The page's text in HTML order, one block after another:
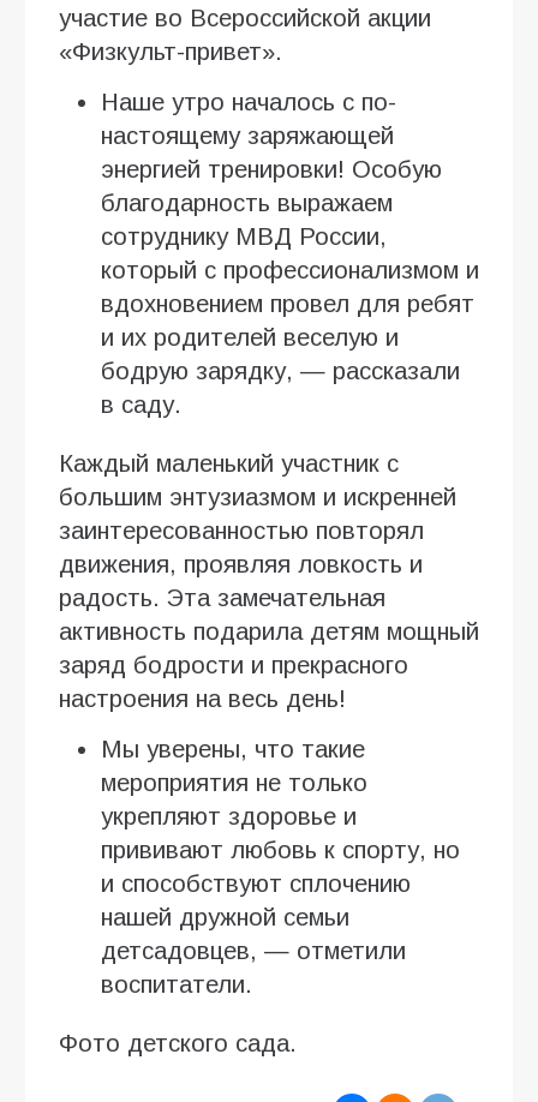
участие во Всероссийской акции
«Физкульт-привет».
Наше утро началось с по-
настоящему заряжающей
энергией тренировки! Особую
благодарность выражаем
сотруднику МВД России,
который с профессионализмом и
вдохновением провел для ребят
и их родителей веселую и
бодрую зарядку, — рассказали
в саду.
Каждый маленький участник с
большим энтузиазмом и искренней
заинтересованностью повторял
движения, проявляя ловкость и
радость. Эта замечательная
активность подарила детям мощный
заряд бодрости и прекрасного
настроения на весь день!
Мы уверены, что такие
мероприятия не только
укрепляют здоровье и
прививают любовь к спорту, но
и способствуют сплочению
нашей дружной семьи
детсадовцев, — отметили
воспитатели.
Фото детского сада.